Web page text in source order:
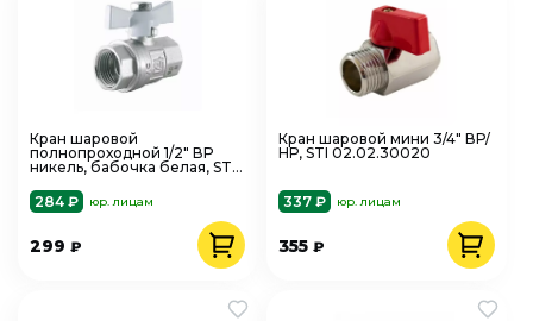
Кран шаровой
полнопроходной 1/2" ВР
никель, бабочка белая, STI
284 ₽
юр. лицам
299 ₽
Кран шаровой мини 3/4" ВР/
НР, STI 02.02.30020
337 ₽ юр. лицам
355₽